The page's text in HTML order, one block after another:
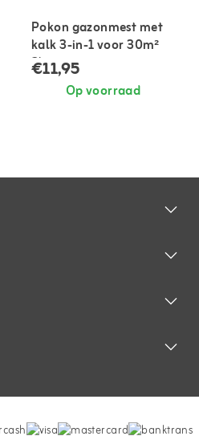
Pokon gazonmest met
kalk 3-in-1 voor 30m²
2kg
€11,95
Op voorraad